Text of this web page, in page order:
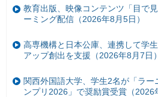
教育出版、映像コンテンツ「目で
ーミング配信（2026年8月5日）
高専機構と日本公庫、連携して学
アップ創出を支援（2026年8月7日）
関西外国語大学、学生2名が「ラー
ンプリ2026」で奨励賞受賞（2026